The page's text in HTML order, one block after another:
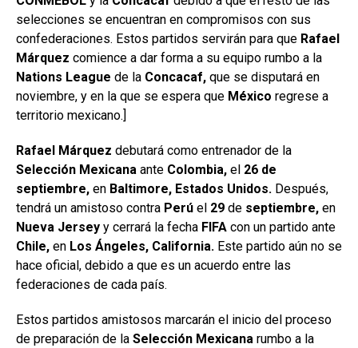
selecciones se encuentran en compromisos con sus
confederaciones. Estos partidos servirán para que Rafael
Márquez comience a dar forma a su equipo rumbo a la
Nations League de la Concacaf, que se disputará en
noviembre, y en la que se espera que México regrese a
territorio mexicano.]
Rafael Márquez debutará como entrenador de la
Selección Mexicana ante Colombia, el 26 de
septiembre, en Baltimore, Estados Unidos. Después,
tendrá un amistoso contra Perú el 29 de septiembre, en
Nueva Jersey y cerrará la fecha FIFA con un partido ante
Chile, en Los Ángeles, California. Este partido aún no se
hace oficial, debido a que es un acuerdo entre las
federaciones de cada país.
Estos partidos amistosos marcarán el inicio del proceso
de preparación de la Selección Mexicana rumbo a la